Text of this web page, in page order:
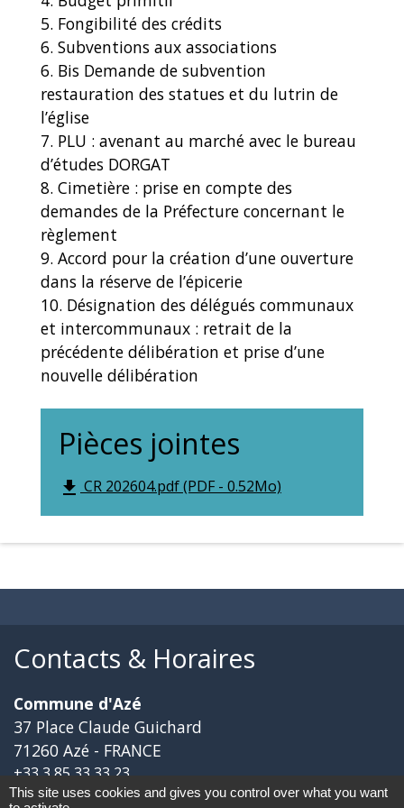
5. Fongibilité des crédits
6. Subventions aux associations
6. Bis Demande de subvention
restauration des statues et du lutrin de
l’église
7. PLU : avenant au marché avec le bureau
d’études DORGAT
8. Cimetière : prise en compte des
demandes de la Préfecture concernant le
règlement
9. Accord pour la création d’une ouverture
dans la réserve de l’épicerie
10. Désignation des délégués communaux
et intercommunaux : retrait de la
précédente délibération et prise d’une
nouvelle délibération
Pièces jointes
file_download CR 202604.pdf (PDF - 0.52Mo)
Contacts & Horaires
Commune d'Azé
37 Place Claude Guichard
71260 Azé - FRANCE
+33 3 85 33 33 23
Contact par formulaire
This site uses cookies and gives you control over what you want